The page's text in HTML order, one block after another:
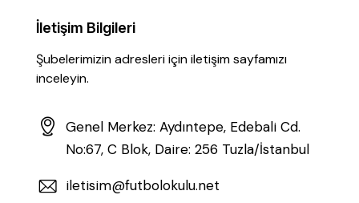
İletişim Bilgileri
Şubelerimizin adresleri için iletişim sayfamızı
inceleyin.
Genel Merkez: Aydıntepe, Edebali Cd.
No:67, C Blok, Daire: 256 Tuzla/İstanbul
iletisim@futbolokulu.net